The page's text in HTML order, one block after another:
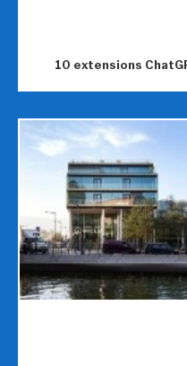
10 extensions